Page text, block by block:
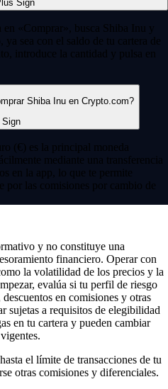
«Comprar», busca Shiba Inu y
sea con el saldo de tu cartera de
introduce la cantidad y pulsa en
Shiba Inu en Crypto.com?
(€) es la principal moneda
mediante una transferencia
en la app, lo que te permite
por las comisiones por cambio de
y no constituye una
financiero. Operar con
la volatilidad de los precios y la
evalúa si tu perfil de riesgo
en comisiones y otras
sujetas a requisitos de elegibilidad
en tu cartera y pueden cambiar
el límite de transacciones de tu
otras comisiones y diferenciales.